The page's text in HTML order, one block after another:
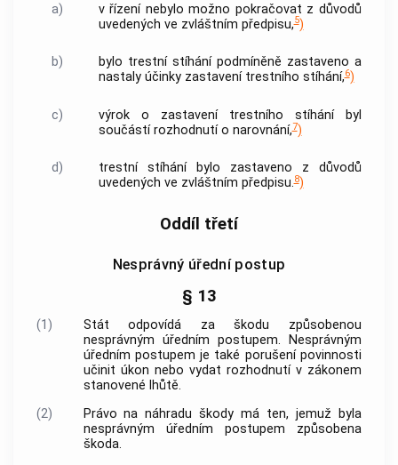
a)
v řízení nebylo možno pokračovat z důvodů
uvedených ve zvláštním předpisu,5)
b)
bylo trestní stíhání podmíněně zastaveno a
nastaly účinky zastavení trestního stíhání,6)
c)
výrok o zastavení trestního stíhání byl
součástí rozhodnutí o narovnání,7)
d)
trestní stíhání bylo zastaveno z důvodů
uvedených ve zvláštním předpisu.8)
Oddíl třetí
Nesprávný úřední postup
§ 13
(1)
Stát odpovídá za škodu způsobenou
nesprávným úředním postupem. Nesprávným
úředním postupem je také porušení povinnosti
učinit úkon nebo vydat rozhodnutí v zákonem
stanovené lhůtě.
(2)
Právo na náhradu škody má ten, jemuž byla
nesprávným úředním postupem způsobena
škoda.